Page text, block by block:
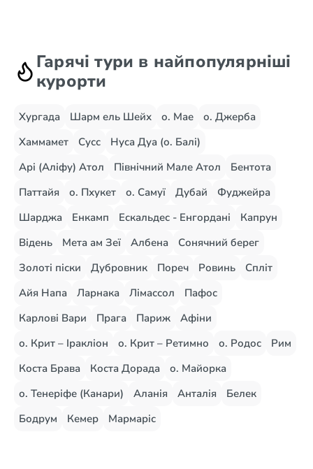
Гарячі тури в найпопулярніші
курорти
Хургада Шарм ель Шейх о. Мае
о. Джерба
Хаммамет
Сусс
Нуса Дуа (о. Балі)
Арі (Аліфу) Атол
Північний Мале Атол
Бентота
Паттайя
о. Пхукет о. Самуї Дубай
Фуджейра
Шарджа
Енкамп Ескальдес - Енгордані
Капрун
Відень
Мета ам Зеї Албена
Сонячний берег
Золоті піски
Дубровник Пореч Ровинь
Спліт
Айя Напа
Ларнака Лімассол
Пафос
Карлові Вари
Прага Париж
Афіни
о. Крит – Іракліон
о. Крит – Ретимно о. Родос
Рим
Коста Брава
Коста Дорада
о. Майорка
о. Тенеріфе (Канари)
Аланія Анталія
Белек
Бодрум
Кемер Мармаріс